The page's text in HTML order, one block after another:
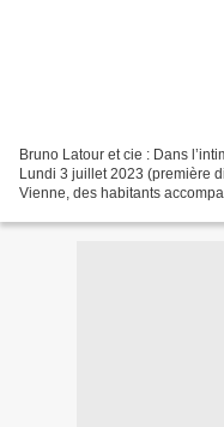
Bruno Latour et cie : Dans
Lundi 3 juillet 2023 (première
Vienne, des habitants